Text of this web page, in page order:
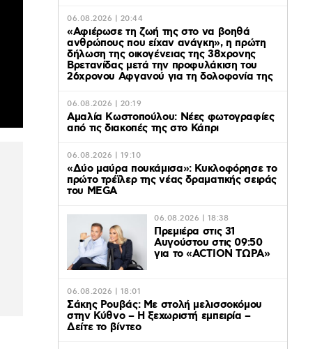
06.08.2026 | 20:44
«Αφιέρωσε τη ζωή της στο να βοηθά
ανθρώπους που είχαν ανάγκη», η πρώτη
δήλωση της οικογένειας της 38χρονης
Βρετανίδας μετά την προφυλάκιση του
26χρονου Αφγανού για τη δολοφονία της
06.08.2026 | 20:19
Αμαλία Κωστοπούλου: Νέες φωτογραφίες
από τις διακοπές της στο Κάπρι
06.08.2026 | 19:10
«Δύο μαύρα πουκάμισα»: Κυκλοφόρησε το
πρώτο τρέϊλερ της νέας δραματικής σειράς
του MEGA
06.08.2026 | 18:38
Πρεμιέρα στις 31
Αυγούστου στις 09:50
για το «ACTION ΤΩΡΑ»
06.08.2026 | 18:01
Σάκης Ρουβάς: Με στολή μελισσοκόμου
στην Κύθνο – Η ξεχωριστή εμπειρία –
Δείτε το βίντεο